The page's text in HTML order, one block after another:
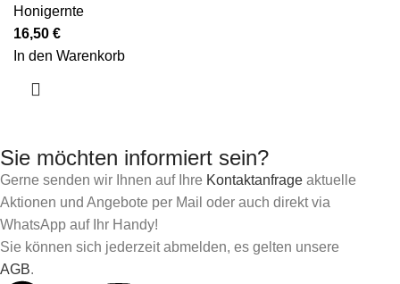
Honigernte
16,50 €
In den Warenkorb
Sie möchten informiert sein?
Gerne senden wir Ihnen auf Ihre Kontaktanfrage aktuelle
Aktionen und Angebote per Mail oder auch direkt via
WhatsApp auf Ihr Handy!
Sie können sich jederzeit abmelden, es gelten unsere
AGB.